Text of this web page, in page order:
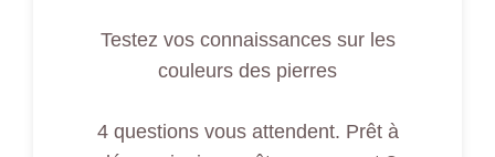
Testez vos connaissances sur les
couleurs des pierres
4 questions vous attendent. Prêt à